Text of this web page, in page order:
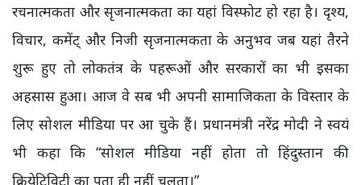
रचनात्मकता और सृजनात्मकता का यहां विस्फोट हो रहा है। दृश्य,
विचार, कमेंट् और निजी सृजनात्मकता के अनुभव जब यहां तैरने
शुरू हुए तो लोकतंत्र के पहरूओं और सरकारों का भी इसका
अहसास हुआ। आज वे सब भी अपनी सामाजिकता के विस्तार के
लिए सोशल मीडिया पर आ चुके हैं। प्रधानमंत्री नरेंद्र मोदी ने स्वयं
भी कहा कि “सोशल मीडिया नहीं होता तो हिंदुस्तान की
क्रियेटिविटी का पता ही नहीं चलता।”